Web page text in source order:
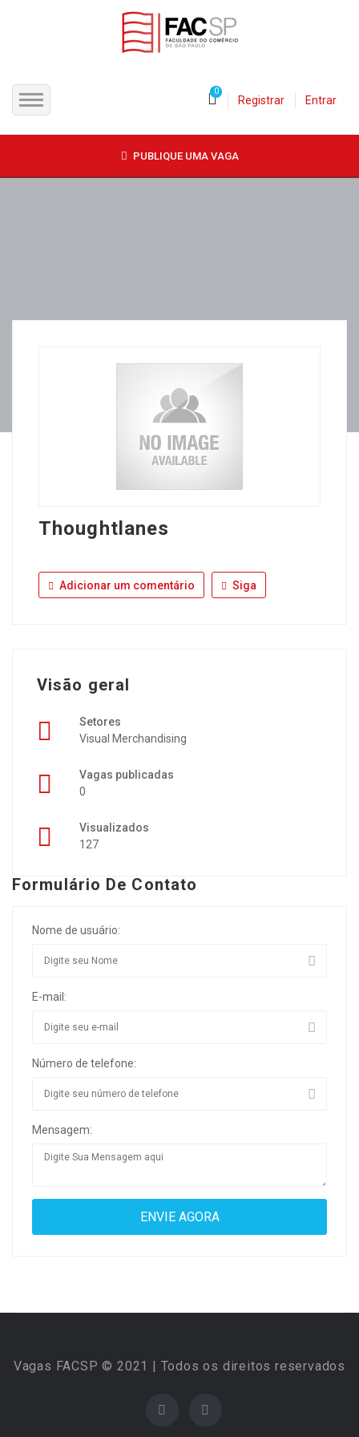
CANDIDATOS
0
Registrar Entrar
PUBLIQUE UMA VAGA
Thoughtlanes
Adicionar um comentário Siga
Visão geral
Setores
Visual Merchandising
Vagas publicadas
0
Visualizados
127
Formulário De Contato
Nome de usuário:
E-mail:
Número de telefone:
Mensagem:
Vagas FACSP © 2021 | Todos os direitos reservados